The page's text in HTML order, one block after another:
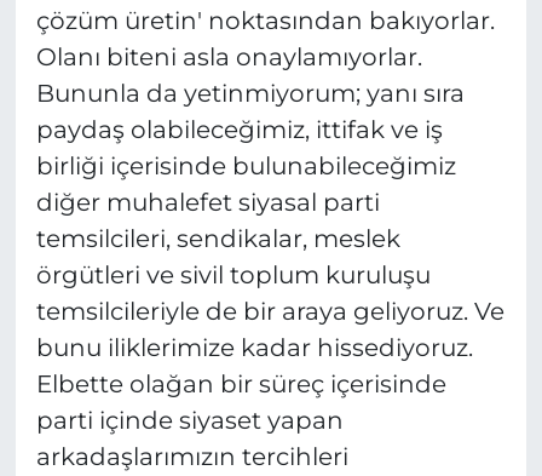
çözüm üretin' noktasından bakıyorlar.
Olanı biteni asla onaylamıyorlar.
Bununla da yetinmiyorum; yanı sıra
paydaş olabileceğimiz, ittifak ve iş
birliği içerisinde bulunabileceğimiz
diğer muhalefet siyasal parti
temsilcileri, sendikalar, meslek
örgütleri ve sivil toplum kuruluşu
temsilcileriyle de bir araya geliyoruz. Ve
bunu iliklerimize kadar hissediyoruz.
Elbette olağan bir süreç içerisinde
parti içinde siyaset yapan
arkadaşlarımızın tercihleri